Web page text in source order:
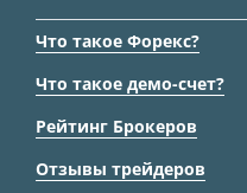
Что такое Форекс?
Что такое демо-счет?
Рейтинг Брокеров
Отзывы трейдеров